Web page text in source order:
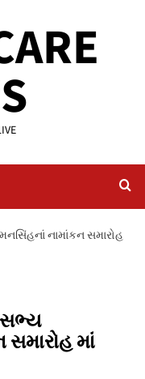
નામાંકન સમારોહ
માં